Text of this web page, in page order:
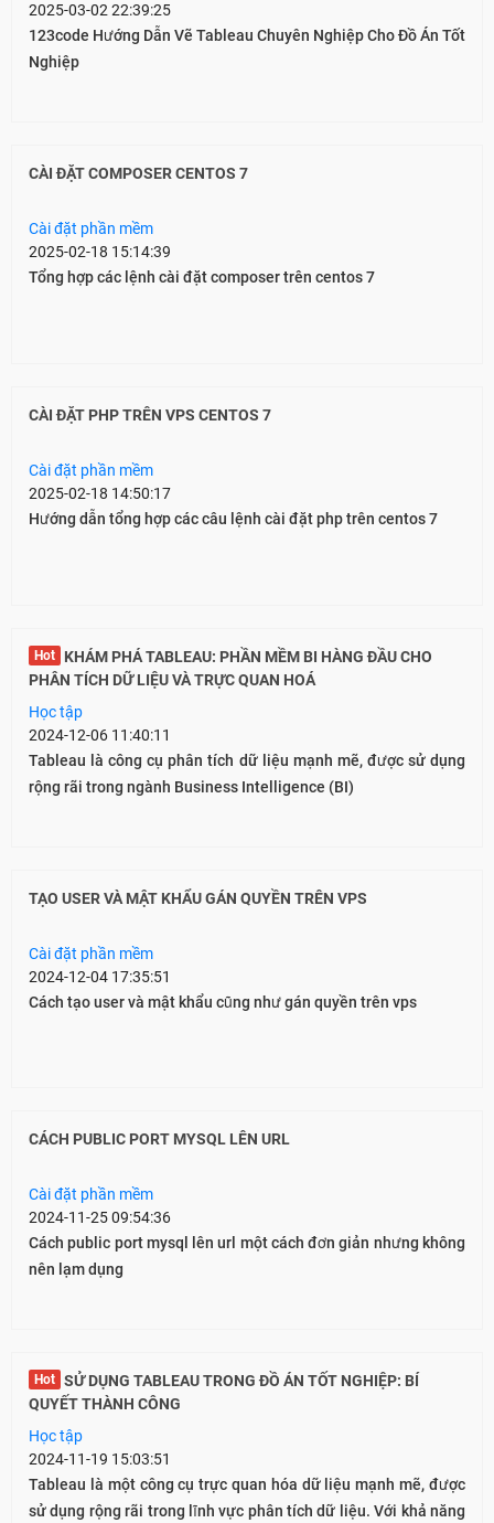
2025-03-02 22:39:25
123code Hướng Dẫn Vẽ Tableau Chuyên Nghiệp Cho Đồ Án Tốt
Nghiệp
CÀI ĐẶT COMPOSER CENTOS 7
Cài đặt phần mềm
2025-02-18 15:14:39
Tổng hợp các lệnh cài đặt composer trên centos 7
CÀI ĐẶT PHP TRÊN VPS CENTOS 7
Cài đặt phần mềm
2025-02-18 14:50:17
Hướng dẫn tổng hợp các câu lệnh cài đặt php trên centos 7
Hot
PHÂN TÍCH DỮ LIỆU VÀ TRỰC QUAN HOÁ
Học tập
2024-12-06 11:40:11
Tableau là công cụ phân tích dữ liệu mạnh mẽ, được sử dụng
rộng rãi trong ngành Business Intelligence (BI)
TẠO USER VÀ MẬT KHẨU GÁN QUYỀN TRÊN VPS
Cài đặt phần mềm
2024-12-04 17:35:51
Cách tạo user và mật khẩu cũng như gán quyền trên vps
CÁCH PUBLIC PORT MYSQL LÊN URL
Cài đặt phần mềm
2024-11-25 09:54:36
Cách public port mysql lên url một cách đơn giản nhưng không
nên lạm dụng
Hot
QUYẾT THÀNH CÔNG
Học tập
2024-11-19 15:03:51
Tableau là một công cụ trực quan hóa dữ liệu mạnh mẽ, được
sử dụng rộng rãi trong lĩnh vực phân tích dữ liệu. Với khả năng